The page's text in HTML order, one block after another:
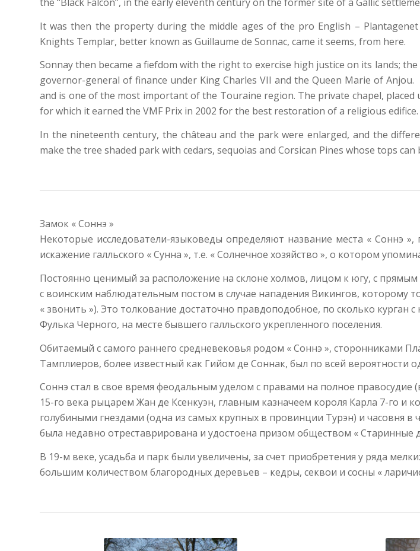
It was then the property during the middle ages of the pro English –
Knights Templar, better known as Guillaume de Sonnac, came it seems, from here.
Sonnay then became a fiefdom with the right to exercise high justice on its lands;
governor-general of finance under King Charles VII and the Queen Marie of
and is one of the most important of the Touraine region. The private chapel,
for which it earned the VMF Prix in 2002 for the best restoration of a religious edifice.
In the nineteenth century, the château and the park were enlarged, and the
make the tree shaded park with cedars, sequoias and Corsican Pines whose tops can
Замок « Соннэ »
Некоторые исследователи-языковеды определяют название места « Соннэ
искажение галльского « Сунна », т.е. « Солнечное хозяйство », о котором
Постоянно ценимый за расположение на склоне холмов, лицом к югу, с
с воинским наблюдательным постом в случае нападения Викингов, которому
« звонить »). Это толкование достаточно правдоподобное, по сколько
Фулька Черного, на месте бывшего галльского укрепленного поселения.
Обитаемый с самого раннего средневековья родом « Соннэ », сторонниками
Тамплиеров, более известный как Гийом де Соннак, был по всей вероятности
Соннэ стал в свое время феодальным уделом с правами на полное
15-го века рыцарем Жан де Ксенкуэн, главным казначеем короля Карла 7-го и
голубиными гнездами (одна из самых крупных в провинции Турэн) и часовня
была недавно отреставрирована и удостоена призом обществом « Старинные
В 19-м веке, усадьба и парк были увеличены, за счет приобретения у ряда
большим количеством благородных деревьев – кедры, секвои и сосны «